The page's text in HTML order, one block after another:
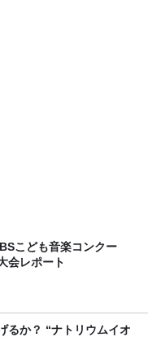
こども音楽コンクー
会レポート
るか？ “ナトリウムイオ